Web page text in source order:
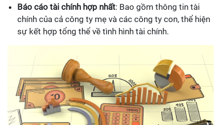
Báo cáo tài chính hợp nhất: Bao gồm thông tin tài
chính của cả công ty mẹ và các công ty con, thể hiện
sự kết hợp tổng thể về tình hình tài chính.